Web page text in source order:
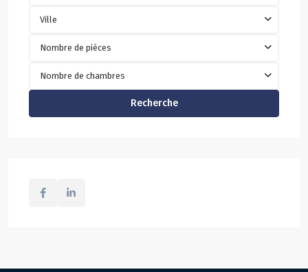
Ville
Nombre de pièces
Nombre de chambres
Recherche